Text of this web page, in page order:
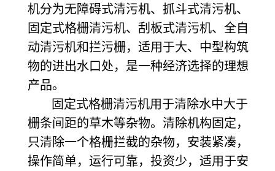
机分为无障碍式清污机、抓斗式清污机、
固定式格栅清污机、刮板式清污机、全自
动清污机和拦污栅，适用于大、中型构筑
物的进出水口处，是一种经济选择的理想
产品。
固定式格栅清污机用于清除水中大于
栅条间距的草木等杂物。清除机构固定，
只清除一个格栅拦截的杂物，安装紧凑，
操作简单，运行可靠，投资少，适用于安